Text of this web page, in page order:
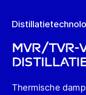
MVR/
Thermische